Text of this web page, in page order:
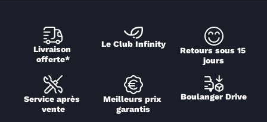
Livraison
offerte*
Le Club Infinity
Retours sous 15
jours
Service après
vente
Meilleurs prix
garantis
Boulanger Drive